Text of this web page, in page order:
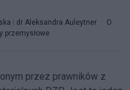
| dr Aleksandra Auleytner
O
przemysłowe
przez prawników z